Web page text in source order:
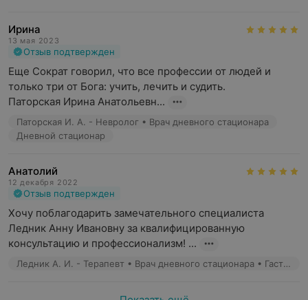
Ирина
13 мая 2023
Отзыв подтвержден
Еще Сократ говорил, что все профессии от людей и
только три от Бога: учить, лечить и судить.
Паторская Ирина Анатольевн...
Паторская И. А. - Невролог • Врач дневного стационара
Дневной стационар
Анатолий
12 декабря 2022
Отзыв подтвержден
Хочу поблагодарить замечательного специалиста
Ледник Анну Ивановну за квалифицированную
консультацию и профессионализм! ...
Ледник А. И. - Терапевт • Врач дневного стационара • Гастроэнтеролог